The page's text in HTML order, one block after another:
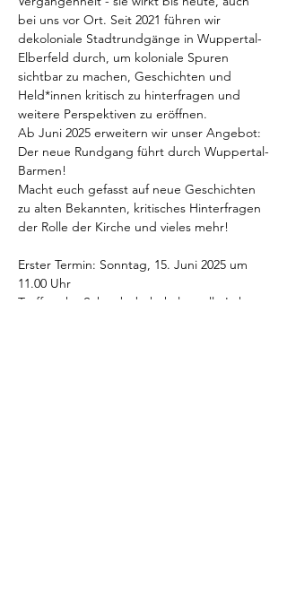
bei uns vor Ort. Seit 2021 führen wir
dekoloniale Stadtrundgänge in Wuppertal-
Elberfeld durch, um koloniale Spuren
sichtbar zu machen, Geschichten und
Held*innen kritisch zu hinterfragen und
weitere Perspektiven zu eröffnen.
Ab Juni 2025 erweitern wir unser Angebot:
Der neue Rundgang führt durch Wuppertal-
Barmen!
Macht euch gefasst auf neue Geschichten
zu alten Bekannten, kritisches Hinterfragen
der Rolle der Kirche und vieles mehr!
Erster Termin: Sonntag, 15. Juni 2025 um
11.00 Uhr
Treffpunkt: Schwebebahnhaltestelle Loher